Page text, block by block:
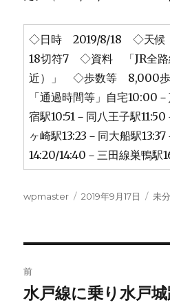
◇日時 2019/8/18 ◇天
18切符7 ◇資料 「JR全路
近）」 ◇歩数等 8,000
「通過時間等」自宅10:00
宿駅10:51－同八王子駅
ヶ崎駅13:23－同大船駅
14:20/14:40－三田線巣鴨駅
投
wpmaster
投
2019年9月17日
カ
未
稿
前
前
水戸線に乗り水戸